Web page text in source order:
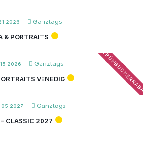
2026
Ganztags
& PORTRAITS
2026 Ganztags
VENEDIG
05 2027
Ganztags
– CLASSIC 2027